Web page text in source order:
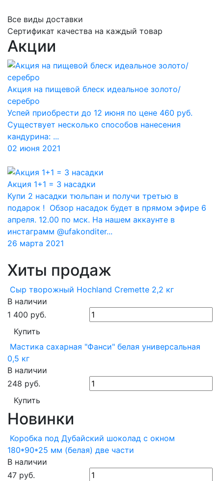
Все виды доставки
Сертификат качества на каждый товар
Акции
Акция на пищевой блеск идеальное золото/
серебро
Успей приобрести до 12 июня по цене 460 руб.
Существует несколько способов нанесения
кандурина: ...
02 июня 2021
Акция 1+1 = 3 насадки
Купи 2 насадки тюльпан и получи третью в
подарок ! Обзор насадок будет в прямом эфире 6
апреля. 12.00 по мск. На нашем аккаунте в
инстаграмм @ufakonditer...
26 марта 2021
Хиты продаж
Сыр творожный Hochland Cremette 2,2 кг
В наличии
1 400 руб.
Купить
Мастика сахарная "Фанси" белая универсальная
0,5 кг
В наличии
248 руб.
Купить
Новинки
Коробка под Дубайский шоколад с окном
180*90*25 мм (белая) две части
В наличии
47 руб.